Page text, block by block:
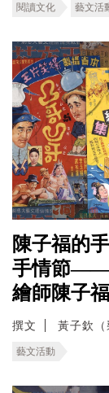
閱讀文化 藝文活
陳子福的
手情節——
繪師陳子
撰文 黃子欽（
藝文活動